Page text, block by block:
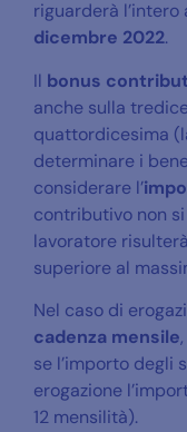
riguarderà l’intero
dicembre 2022.
Il bonus
anche sulla
quattordicesima
determinare i
considerare l’
contributivo non
lavoratore
superiore al
Nel caso di
cadenza mensile
se l’importo degli
erogazione
12 mensilità).